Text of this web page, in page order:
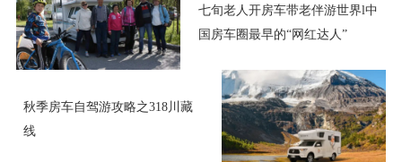
七旬老人开房车带老伴游世界l中
国房车圈最早的“网红达人”
秋季房车自驾游攻略之318川藏
线